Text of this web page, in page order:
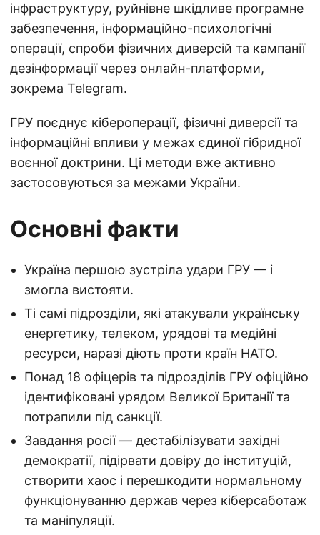
інфраструктуру, руйнівне шкідливе програмне
забезпечення, інформаційно-психологічні
операції, спроби фізичних диверсій та кампанії
дезінформації через онлайн-платформи,
зокрема Telegram.
ГРУ поєднує кібероперації, фізичні диверсії та
інформаційні впливи у межах єдиної гібридної
воєнної доктрини. Ці методи вже активно
застосовуються за межами України.
Основні факти
Україна першою зустріла удари ГРУ — і
змогла вистояти.
Ті самі підрозділи, які атакували українську
енергетику, телеком, урядові та медійні
ресурси, наразі діють проти країн НАТО.
Понад 18 офіцерів та підрозділів ГРУ офіційно
ідентифіковані урядом Великої Британії та
потрапили під санкції.
Завдання росії — дестабілізувати західні
демократії, підірвати довіру до інституцій,
створити хаос і перешкодити нормальному
функціонуванню держав через кіберсаботаж
та маніпуляції.